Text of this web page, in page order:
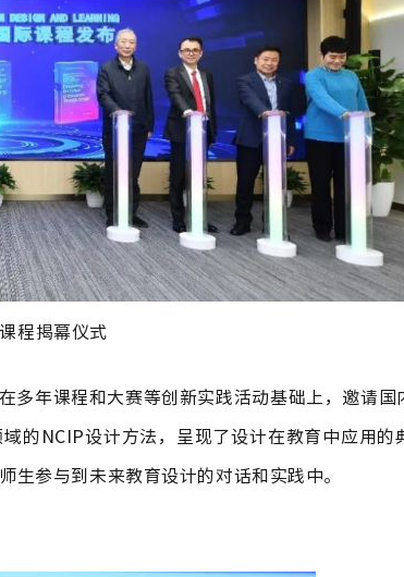
程揭幕仪式
年课程和大赛等创新实践活动基础上，邀请国
的NCIP设计方法，呈现了设计在教育中应用的
参与到未来教育设计的对话和实践中。